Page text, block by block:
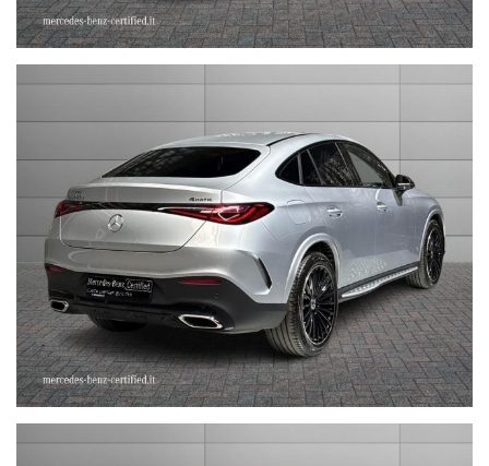
STEFAUTO S.P.A.BOLOGNA
VIA BENTINI, 111
sales@stefauto.it - www.stefauto.it
--------------------------------------------------------------------------
Stefauto S.p.a. declina ogni responsabilità per eventuali non
conformità relative ad equipaggiamento, omologazioni anti
inquinamento, accessori, ecc. pubblicate nei diversi portali.
Dette informazioni che non rappresentano in alcun modo un
impegno contrattuale in quanto non ci è possibile intervenire su
eventuali errori di stampa.